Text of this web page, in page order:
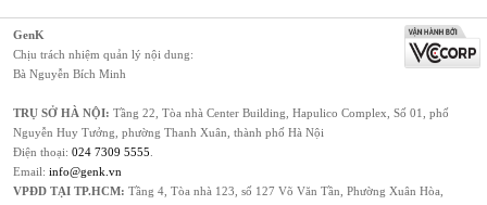
GenK
Chịu trách nhiệm quản lý nội dung:
Bà Nguyễn Bích Minh
TRỤ SỞ HÀ NỘI: Tầng 22, Tòa nhà Center Building, Hapulico Complex, Số 01, phố
Nguyễn Huy Tưởng, phường Thanh Xuân, thành phố Hà Nội
Điện thoại: 024 7309 5555
Email: info@genk.vn
VPĐD TẠI TP.HCM: Tầng 4, Tòa nhà 123, số 127 Võ Văn Tần, Phường Xuân Hòa,